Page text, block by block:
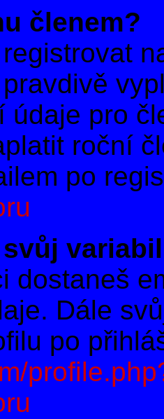
členem?
údaje pro
roční
po
dostaneš
Dále
po